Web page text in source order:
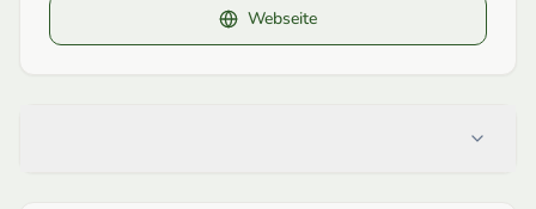
Webseite